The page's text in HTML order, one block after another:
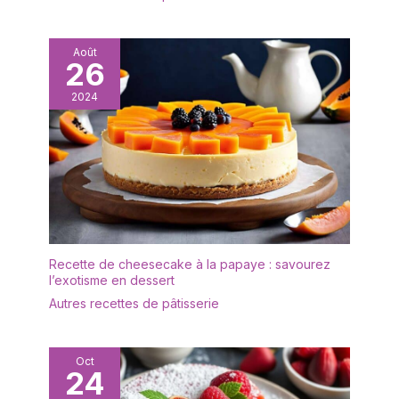
rangé. Grâce à la finition
magnétique ou au trou
de suspension au dos,
vous pouvez facilement
l'attacher à votre four ou
à votre réfrigérateur ou
le suspendre n'importe
où. Après utilisation, il
suffit d'essuyer ou de
rincer la sonde
vous pouvez donc
l'utiliser sans hésitation.
Le présentoir à gâteaux
est transparent et
élégant, léger et facile à
transporter, et sûr à
utiliser. Il est idéal comme
cadeau de bienvenue
pour vos amis et voisins,
comme cadeau de
fiançailles ou comme
✔[Facile à nettoyer] : le
fabriqué dans un matériau
n'absorbe ni les odeurs ni
les taches. Il peut être
rincé avec un peu de
Août
26
2024
Recette de cheesecake à la papaye : savourez
l’exotisme en dessert
Autres recettes de pâtisserie
Oct
24